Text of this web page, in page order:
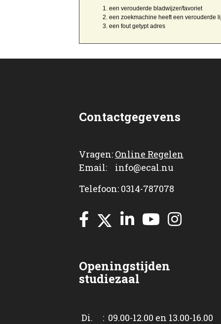
een verouderde bladwijzer/favoriet
een zoekmachine heeft een verouderde
een fout getyptadres
Contactgegevens
Vragen: Online Regelen
Email: info@ecal.nu
Telefoon: 0314-787078
Openingstijden
studiezaal
Di. : 09.00-12.00 en 13.00-16.00